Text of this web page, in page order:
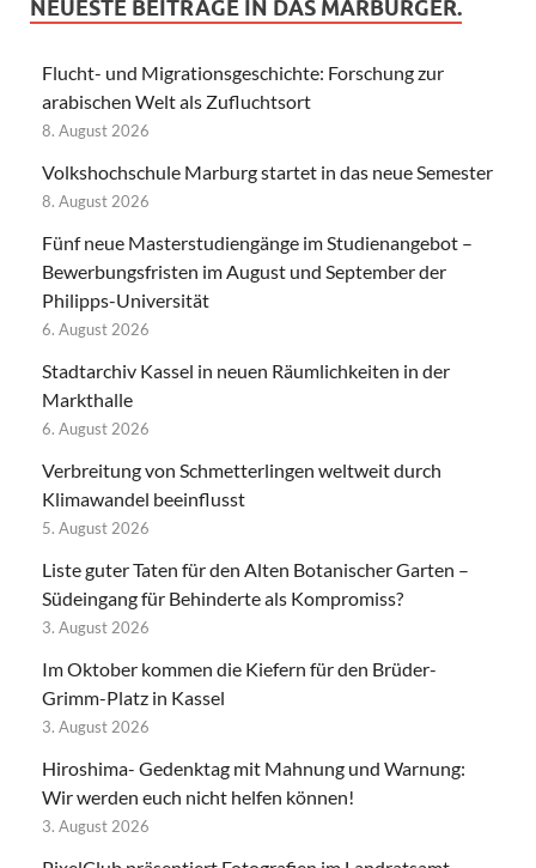
NEUESTE BEITRÄGE IN DAS MARBURGER.
Flucht- und Migrationsgeschichte: Forschung zur
arabischen Welt als Zufluchtsort
8. August 2026
Volkshochschule Marburg startet in das neue Semester
8. August 2026
Fünf neue Masterstudiengänge im Studienangebot –
Bewerbungsfristen im August und September der
Philipps-Universität
6. August 2026
Stadtarchiv Kassel in neuen Räumlichkeiten in der
Markthalle
6. August 2026
Verbreitung von Schmetterlingen weltweit durch
Klimawandel beeinflusst
5. August 2026
Liste guter Taten für den Alten Botanischer Garten –
Südeingang für Behinderte als Kompromiss?
3. August 2026
Im Oktober kommen die Kiefern für den Brüder-
Grimm-Platz in Kassel
3. August 2026
Hiroshima- Gedenktag mit Mahnung und Warnung:
Wir werden euch nicht helfen können!
3. August 2026